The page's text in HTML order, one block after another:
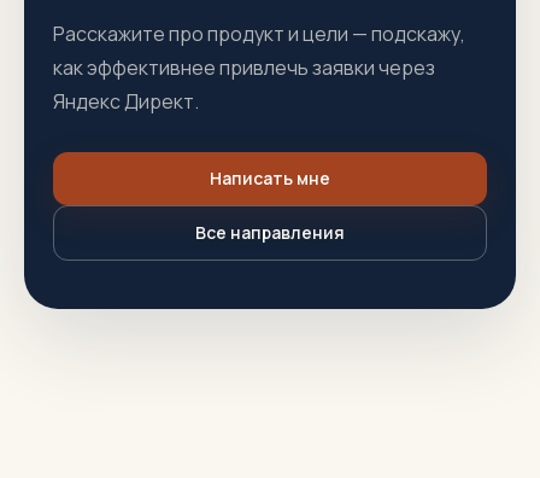
Расскажите про продукт и цели — подскажу,
как эффективнее привлечь заявки через
Яндекс Директ.
Написать мне
Все направления